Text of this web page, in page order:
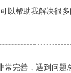
以帮助我解决很多
常完善，遇到问题